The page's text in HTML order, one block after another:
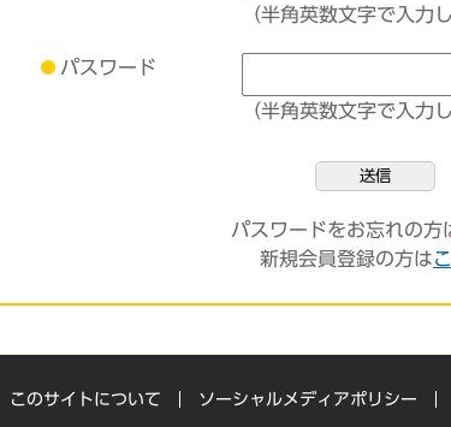
（半角英数文字で入力
パスワード
（半角英数文字で入力
送信
パスワードをお忘れの方
新規会員登録の方は
このサイトについて ソーシャルメディアポリシー